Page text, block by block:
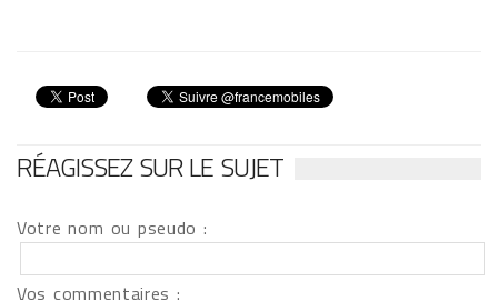
RÉAGISSEZ SUR LE SUJET
Votre nom ou pseudo :
Vos commentaires :